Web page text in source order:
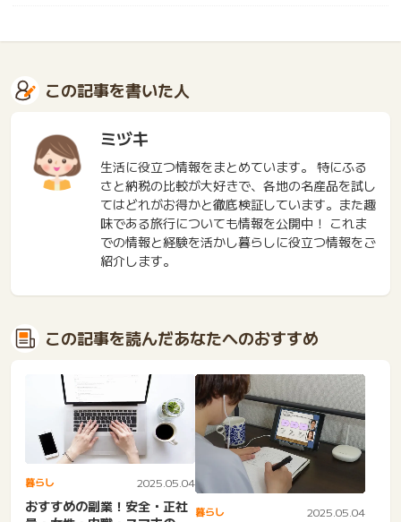
この記事を書いた人
ミヅキ
生活に役立つ情報をまとめています。 特にふる
さと納税の比較が大好きで、各地の名産品を試し
てはどれがお得かと徹底検証しています。また趣
味である旅行についても情報を公開中！ これま
での情報と経験を活かし暮らしに役立つ情報をご
紹介します。
この記事を読んだあなたへのおすすめ
暮らし 2025.05.04
おすすめの副業！安全・正社 暮らし 2025.05.04